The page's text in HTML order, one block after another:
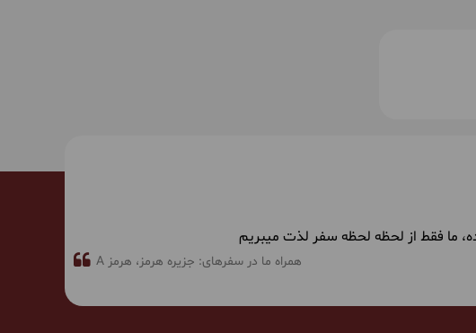
ما فقط از لحظه لحظه سفر لذت میبریم
همراه ما در سفرهای: جزیره هرمز هرمز A